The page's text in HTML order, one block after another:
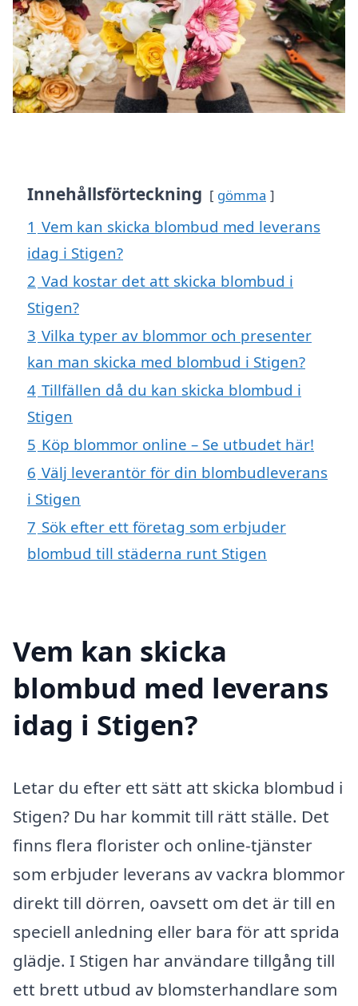
Innehållsförteckning gömma
1 Vem kan skicka blombud med leverans
idag i Stigen?
2 Vad kostar det att skicka blombud i
Stigen?
3 Vilka typer av blommor och presenter
kan man skicka med blombud i Stigen?
4 Tillfällen då du kan skicka blombud i
Stigen
5 Köp blommor online – Se utbudet här!
6 Välj leverantör för din blombudleverans
i Stigen
7 Sök efter ett företag som erbjuder
blombud till städerna runt Stigen
Vem kan skicka
blombud med leverans
idag i Stigen?
Letar du efter ett sätt att skicka blombud i
Stigen? Du har kommit till rätt ställe. Det
finns flera florister och online-tjänster
som erbjuder leverans av vackra blommor
direkt till dörren, oavsett om det är till en
speciell anledning eller bara för att sprida
glädje. I Stigen har användare tillgång till
ett brett utbud av blomsterhandlare som